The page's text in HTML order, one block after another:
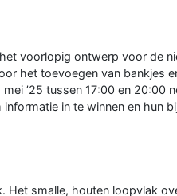
voorlopig ontwerp voor de
het toevoegen van bankjes
’25 tussen 17:00 en 20:00
in te winnen en hun
Het smalle, houten loopvlak